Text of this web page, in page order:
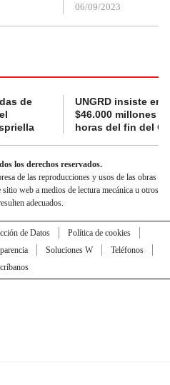
06/09/2023
de
UNGRD insiste en
$46.000 millones
horas del fin del
los derechos reservados.
de las reproducciones y usos de las obras
web a medios de lectura mecánica u otros
adecuados.
de Datos
Política de cookies
Soluciones W
Teléfonos